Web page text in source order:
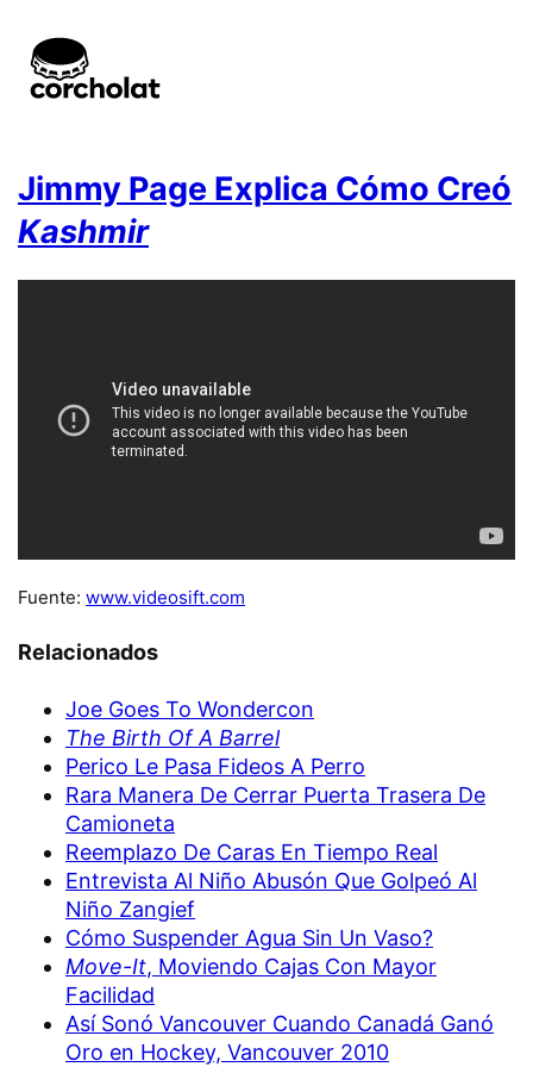
Jimmy Page Explica Cómo Creó
Kashmir
Fuente: www.videosift.com
Relacionados
Joe Goes To Wondercon
The Birth Of A Barrel
Perico Le Pasa Fideos A Perro
Rara Manera De Cerrar Puerta Trasera De
Camioneta
Reemplazo De Caras En Tiempo Real
Entrevista Al Niño Abusón Que Golpeó Al
Niño Zangief
Cómo Suspender Agua Sin Un Vaso?
Move-It, Moviendo Cajas Con Mayor
Facilidad
Así Sonó Vancouver Cuando Canadá Ganó
Oro en Hockey, Vancouver 2010